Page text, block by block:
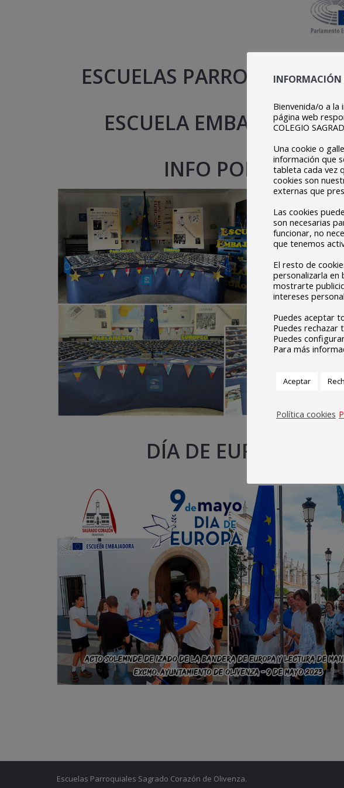
ESCUELAS
ESCUELA EMBAJADORA
INFO POINT
DÍA DE EUROPA
Escuelas Parroquiales Sagrado Corazón de Olivenza.
INFORMACIÓN
Bienvenida/o a la
página web
COLEGIO
Una cookie o
información que
tableta cada vez
cookies son
externas que
Las cookies
son necesarias
funcionar, no
que tenemos
El resto de
personalizarla en
mostrarte
intereses
Puedes aceptar
Puedes rechazar
Puedes
Para más
Aceptar
Política cookies